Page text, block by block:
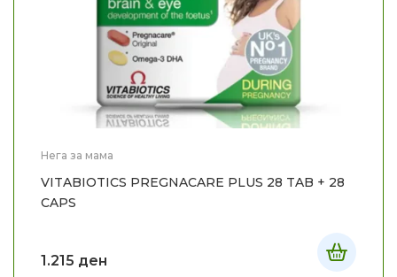
Нега за мама
VITABIOTICS PREGNACARE PLUS 28 TAB + 28
CAPS
1.215 ден